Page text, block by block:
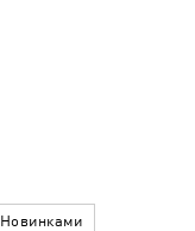
Новинками